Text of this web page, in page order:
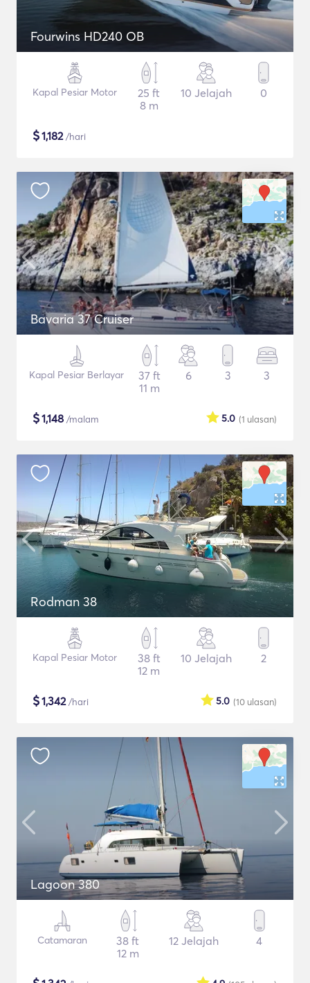
Fourwins HD240 OB
Kapal Pesiar Motor
25 ft
8 m
10 Jelajah 0
$1,182/hari
Bavaria 37 Cruiser
Kapal Pesiar Berlayar
37 ft
11 m
6 3 3
$1,148 /malam (1 ulasan)
5.0
Rodman 38
Kapal Pesiar Motor
38 ft
12 m
10 Jelajah 2
$1,342/hari (10 ulasan)
5.0
Lagoon 380
Catamaran
38 ft
12 m
12 Jelajah 4